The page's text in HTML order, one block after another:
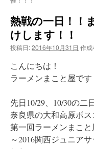
熱戦の一日！！
けします！！
投稿日:2016年10月31日 作成
こんにちは！
ラーメンまこと屋です
先日10/29、10/30の二
奈良県の大和高原ボ
第一回ラーメンまこと
～2016関西ジュニア